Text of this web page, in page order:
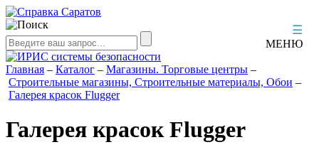
☰
МЕНЮ
Главная – Каталог – Магазины. Торговые центры –
Строительные магазины, Строительные материалы, Обои –
Галерея красок Flugger
Галерея красок Flugger